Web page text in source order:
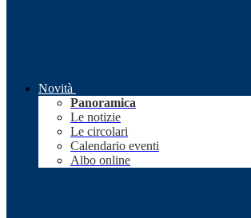
Novità
Panoramica
Le notizie
Le circolari
Calendario eventi
Albo online